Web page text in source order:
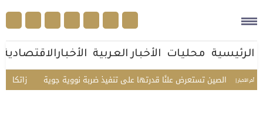
الرئيسية محليات الأخبار العربية الأخبارالاقتصادية
أخر الأخبار | «زاتكا» مرة.. الصين تستعرض علنًا قدرتها على تنفيذ ضربة نووية جوية